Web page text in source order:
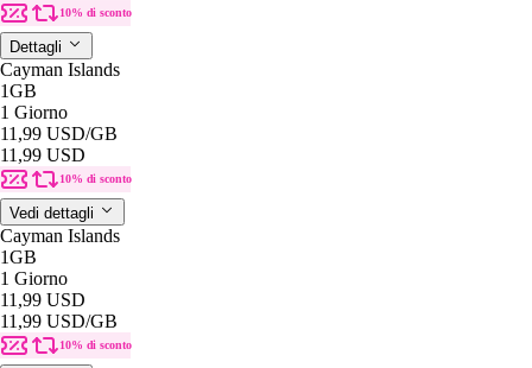
10% di sconto
Dettagli
Cayman Islands
1GB
1 Giorno
11,99 USD/GB
11,99 USD
10% di sconto
Vedi dettagli
Cayman Islands
1GB
1 Giorno
11,99 USD
11,99 USD/GB
10% di sconto